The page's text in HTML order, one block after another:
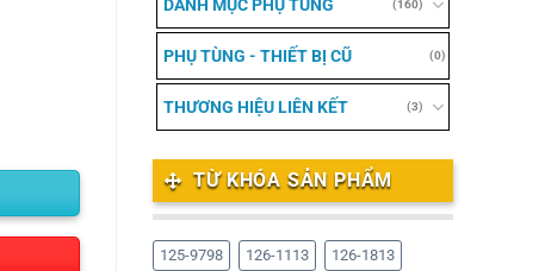
DANH MỤC PHỤ TÙNG (160)
PHỤ TÙNG - THIẾT BỊ CŨ (0)
THƯƠNG HIỆU LIÊN KẾT (3)
TỪ KHÓA SẢN PHẨM
125-9798 126-1113 126-1813